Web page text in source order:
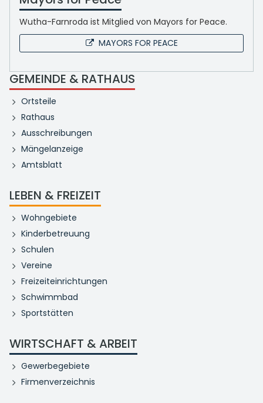
Wutha-Farnroda ist Mitglied von Mayors for Peace.
MAYORS FOR PEACE
GEMEINDE & RATHAUS
Ortsteile
Rathaus
Ausschreibungen
Mängelanzeige
Amtsblatt
LEBEN & FREIZEIT
Wohngebiete
Kinderbetreuung
Schulen
Vereine
Freizeiteinrichtungen
Schwimmbad
Sportstätten
WIRTSCHAFT & ARBEIT
Gewerbegebiete
Firmenverzeichnis